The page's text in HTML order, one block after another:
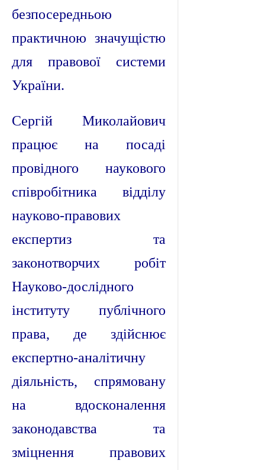
безпосередньою
практичною значущістю
для правової системи
України.
Сергій Миколайович
працює на посаді
провідного наукового
співробітника відділу
науково-правових
експертиз та
законотворчих робіт
Науково-дослідного
інституту публічного
права, де здійснює
експертно-аналітичну
діяльність, спрямовану
на вдосконалення
законодавства та
зміцнення правових